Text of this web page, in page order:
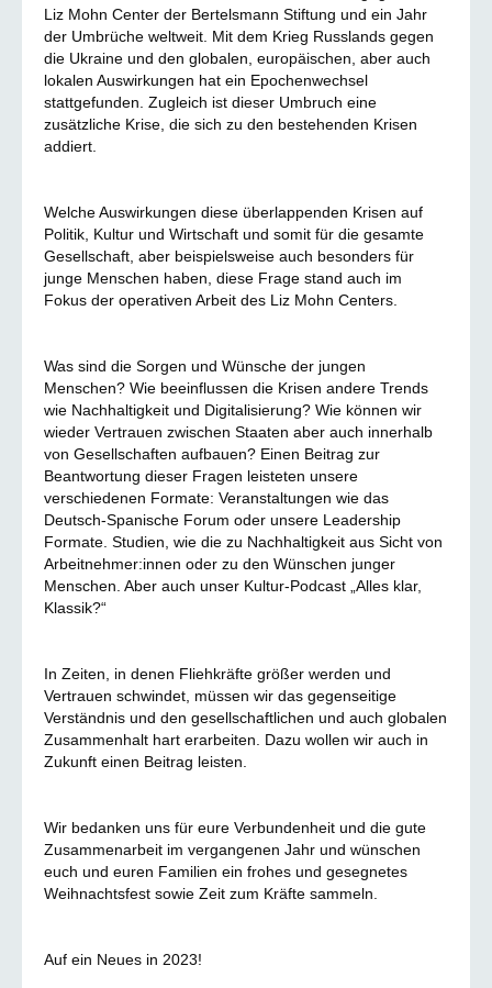
Liz Mohn Center der Bertelsmann Stiftung und ein Jahr
der Umbrüche weltweit. Mit dem Krieg Russlands gegen
die Ukraine und den globalen, europäischen, aber auch
lokalen Auswirkungen hat ein Epochenwechsel
stattgefunden. Zugleich ist dieser Umbruch eine
zusätzliche Krise, die sich zu den bestehenden Krisen
addiert.
Welche Auswirkungen diese überlappenden Krisen auf
Politik, Kultur und Wirtschaft und somit für die gesamte
Gesellschaft, aber beispielsweise auch besonders für
junge Menschen haben, diese Frage stand auch im
Fokus der operativen Arbeit des Liz Mohn Centers.
Was sind die Sorgen und Wünsche der jungen
Menschen? Wie beeinflussen die Krisen andere Trends
wie Nachhaltigkeit und Digitalisierung? Wie können wir
wieder Vertrauen zwischen Staaten aber auch innerhalb
von Gesellschaften aufbauen? Einen Beitrag zur
Beantwortung dieser Fragen leisteten unsere
verschiedenen Formate: Veranstaltungen wie das
Deutsch-Spanische Forum oder unsere Leadership
Formate. Studien, wie die zu Nachhaltigkeit aus Sicht von
Arbeitnehmer:innen oder zu den Wünschen junger
Menschen. Aber auch unser Kultur-Podcast „Alles klar,
Klassik?“
In Zeiten, in denen Fliehkräfte größer werden und
Vertrauen schwindet, müssen wir das gegenseitige
Verständnis und den gesellschaftlichen und auch globalen
Zusammenhalt hart erarbeiten. Dazu wollen wir auch in
Zukunft einen Beitrag leisten.
Wir bedanken uns für eure Verbundenheit und die gute
Zusammenarbeit im vergangenen Jahr und wünschen
euch und euren Familien ein frohes und gesegnetes
Weihnachtsfest sowie Zeit zum Kräfte sammeln.
Auf ein Neues in 2023!